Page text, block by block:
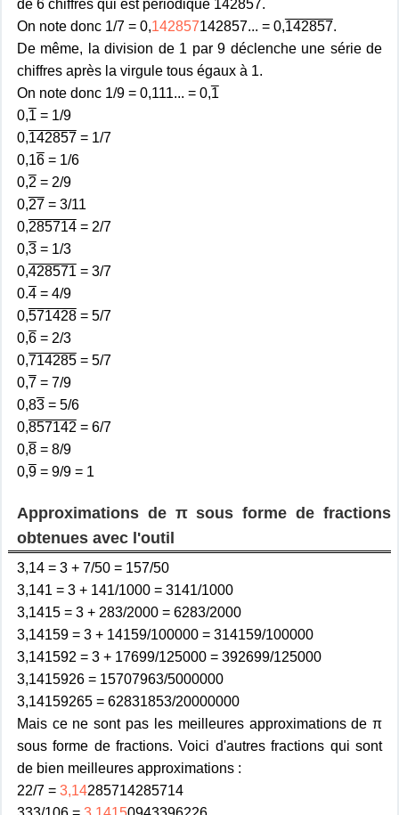
de 6 chiffres qui est périodique 142857.
On note donc 1/7 = 0,142857142857... = 0,142857.
De même, la division de 1 par 9 déclenche une série de
chiffres après la virgule tous égaux à 1.
On note donc 1/9 = 0,111... = 0,1
0,1 = 1/9
0,142857= 1/7
0,16= 1/6
0,2 = 2/9
0,27= 3/11
0,285714= 2/7
0,3= 1/3
0,428571 = 3/7
0.4= 4/9
0,571428= 5/7
0,6= 2/3
0,714285= 5/7
0,7= 7/9
0,83= 5/6
0,857142 = 6/7
0,8= 8/9
0,9= 9/9 = 1
Approximations de π sous forme de fractions
obtenues avec l'outil
3,14 = 3 + 7/50 = 157/50
3,141 = 3 + 141/1000 = 3141/1000
3,1415 = 3 + 283/2000 = 6283/2000
3,14159 = 3 + 14159/100000 = 314159/100000
3,141592 = 3 + 17699/125000 = 392699/125000
3,1415926 = 15707963/5000000
3,14159265 = 62831853/20000000
Mais ce ne sont pas les meilleures approximations de π
sous forme de fractions. Voici d'autres fractions qui sont
de bien meilleures approximations :
22/7 = 3,14285714285714